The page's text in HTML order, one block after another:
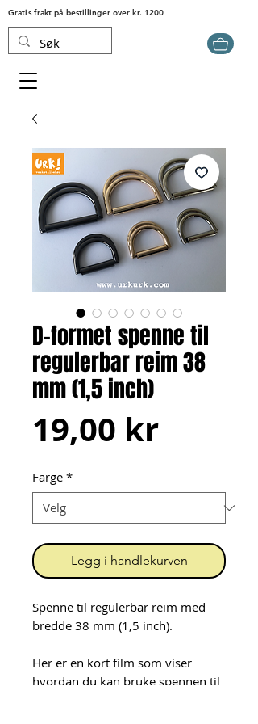
Gratis frakt på bestillinger over kr. 1200
D-formet spenne til
regulerbar reim 38
mm (1,5 inch)
19,00 krPris
Farge *
Legg i handlekurven
Spenne til regulerbar reim med
bredde 38 mm (1,5 inch).
Her er en kort film som viser
hvordan du kan bruke spennen til